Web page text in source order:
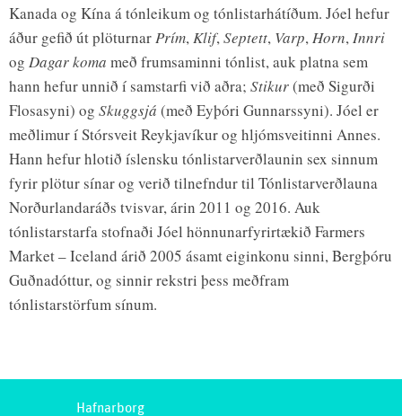
Kanada og Kína á tónleikum og tónlistarhátíðum. Jóel hefur
áður gefið út plöturnarPrím,Klif,Septett, Varp,Horn,Innri
og Dagar koma með frumsaminni tónlist, auk platna sem
hann hefur unnið í samstarfi við aðra; Stikur(með Sigurði
Flosasyni) og Skuggsjá (með Eyþóri Gunnarssyni). Jóel er
meðlimur í Stórsveit Reykjavíkur og hljómsveitinni Annes.
Hann hefur hlotið íslensku tónlistarverðlaunin sex sinnum
fyrir plötur sínar og verið tilnefndur til Tónlistarverðlauna
Norðurlandaráðs tvisvar, árin 2011 og 2016. Auk
tónlistarstarfa stofnaði Jóel hönnunarfyrirtækið Farmers
Market – Iceland árið 2005 ásamt eiginkonu sinni, Bergþóru
Guðnadóttur, og sinnir rekstri þess meðfram
tónlistarstörfum sínum.
Hafnarborg